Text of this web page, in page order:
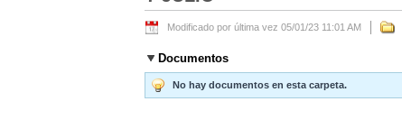
Modificado por última vez 05/01/23 11:01 AM
Documentos
No hay documentos en esta carpeta.